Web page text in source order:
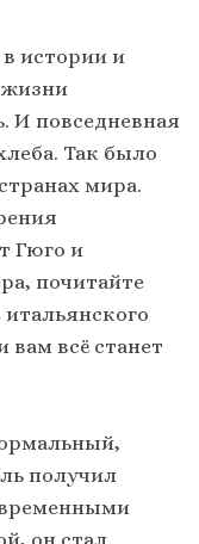
истории и
жизни
И повседневная
Так было
мира.
Гюго и
почитайте
итальянского
вам всё станет
получил